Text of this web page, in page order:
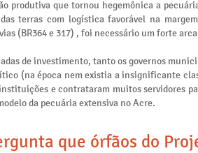
produtiva que tornou hegemônica a
terras com logística favorável na
(BR364 e 317) , foi necessário um forte
de investimento, tanto os governos
(na época nem existia a insignificante
e contrataram muitos servidores
da pecuária extensiva no Acre.
que órfãos do